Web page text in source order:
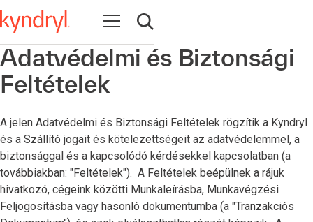
Open navigation
Open search
Adatvédelmi és Biztonsági
Feltételek
A jelen Adatvédelmi és Biztonsági Feltételek rögzítik a Kyndryl
és a Szállító jogait és kötelezettségeit az adatvédelemmel, a
biztonsággal és a kapcsolódó kérdésekkel kapcsolatban (a
továbbiakban: "Feltételek"). A Feltételek beépülnek a rájuk
hivatkozó, cégeink közötti Munkaleírásba, Munkavégzési
Feljogosításba vagy hasonló dokumentumba (a "Tranzakciós